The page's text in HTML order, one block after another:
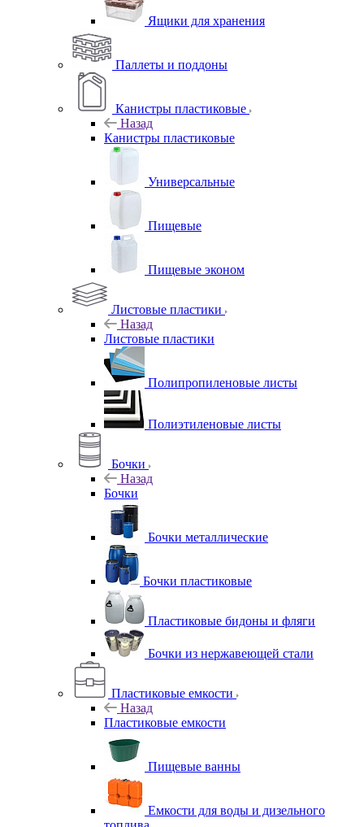
Ящики для хранения
Паллеты и поддоны
Канистры пластиковые
Назад
Канистры пластиковые
Универсальные
Пищевые
Пищевые эконом
Листовые пластики
Назад
Листовые пластики
Полипропиленовые листы
Полиэтиленовые листы
Бочки
Назад
Бочки
Бочки металлические
Бочки пластиковые
Пластиковые бидоны и фляги
Бочки из нержавеющей стали
Пластиковые емкости
Назад
Пластиковые емкости
Пищевые ванны
Емкости для воды и дизельного